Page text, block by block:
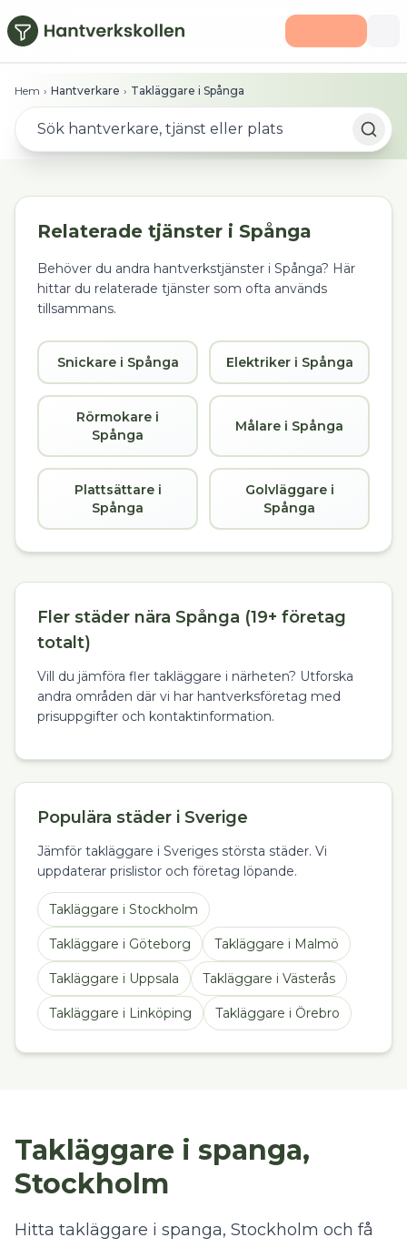
Hoppa till huvudinnehåll
Hem › Hantverkare › Takläggare i Spånga
Relaterade tjänster i Spånga
Behöver du andra hantverkstjänster i Spånga? Här
hittar du relaterade tjänster som ofta används
tillsammans.
Snickare i Spånga Elektriker i Spånga
Rörmokare i
Spånga
Målare i Spånga
Plattsättare i
Spånga
Golvläggare i
Spånga
Fler städer nära Spånga (19+ företag
totalt)
Vill du jämföra fler takläggare i närheten? Utforska
andra områden där vi har hantverksföretag med
prisuppgifter och kontaktinformation.
Populära städer i Sverige
Jämför takläggare i Sveriges största städer. Vi
uppdaterar prislistor och företag löpande.
Takläggare i Stockholm
Takläggare i Göteborg Takläggare i Malmö
Takläggare i Uppsala Takläggare i Västerås
Takläggare i Linköping Takläggare i Örebro
Takläggare i spanga,
Stockholm
Hitta takläggare i spanga, Stockholm och få